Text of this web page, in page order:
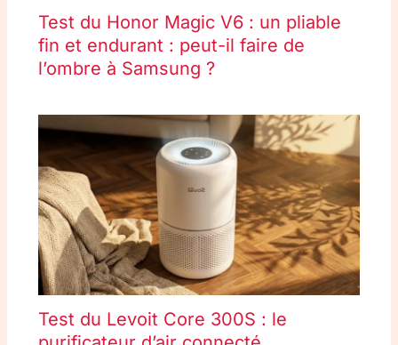
Test du Honor Magic V6 : un pliable
fin et endurant : peut-il faire de
l’ombre à Samsung ?
Test du Levoit Core 300S : le